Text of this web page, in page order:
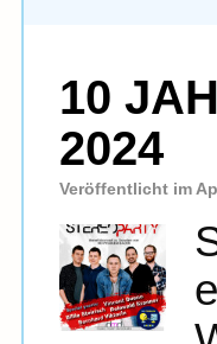
10
2024
Veröffentlicht im